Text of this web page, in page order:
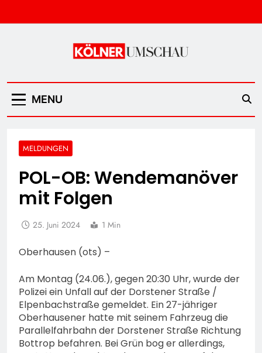
to
Kölner Umschau
MENU
MELDUNGEN
POL-OB: Wendemanöver
mit Folgen
25. Juni 2024 1 Min
Oberhausen (ots) –
Am Montag (24.06.), gegen 20:30 Uhr, wurde der
Polizei ein Unfall auf der Dorstener Straße /
Elpenbachstraße gemeldet. Ein 27-jähriger
Oberhausener hatte mit seinem Fahrzeug die
Parallelfahrbahn der Dorstener Straße Richtung
Bottrop befahren. Bei Grün bog er allerdings,